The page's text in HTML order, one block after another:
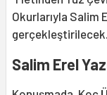
Okurlarıyla Salim
gerçekleştirilecek.
Salim Erel